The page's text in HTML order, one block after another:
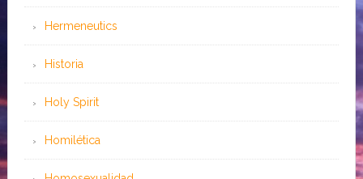
Hermeneutics
Historia
Holy Spirit
Homilética